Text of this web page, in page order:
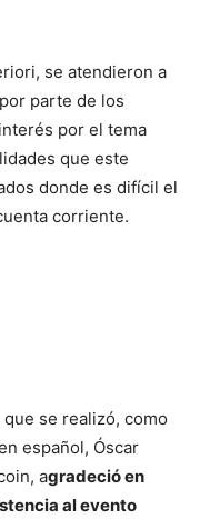
se atendieron a
parte de los
por el tema
que este
donde es difícil el
corriente.
se realizó, como
español, Óscar
agradeció en
al evento